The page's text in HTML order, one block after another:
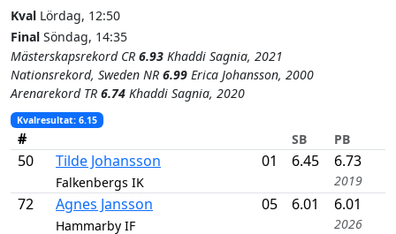
Kval Lördag, 12:50
Final Söndag, 14:35
Mästerskapsrekord CR 6.93 Khaddi Sagnia, 2021
Nationsrekord, Sweden NR 6.99 Erica Johansson, 2000
Arenarekord TR 6.74 Khaddi Sagnia, 2020
Kvalresultat: 6.15
# SB PB
50 Tilde Johansson
Falkenbergs IK
01 6.45 6.73
2019
72 Agnes Jansson
Hammarby IF
05 6.01 6.01
2026